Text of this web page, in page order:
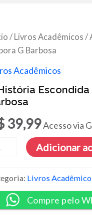
/ Livros Acadêmicos /
G Barbosa
Acadêmicos
39,99Acesso via
Adicionar
Livros
Compre pelo